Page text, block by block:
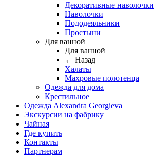
Декоративные наволочки
Наволочки
Пододеяльники
Простыни
Для ванной
Для ванной
← Назад
Халаты
Махровые полотенца
Одежда для дома
Крестильное
Одежда Alexandra Georgieva
Экскурсии на фабрику
Чайная
Где купить
Контакты
Партнерам